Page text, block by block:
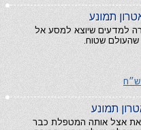
תמונע
למדעים שיוצא למסע אל
שהעולם שטוח.
תמונע
אצל אותה המטפלת כבר